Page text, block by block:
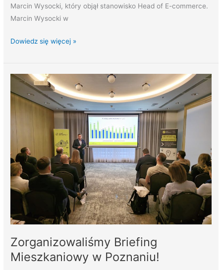
Marcin Wysocki, który objął stanowisko Head of E-commerce.
Marcin Wysocki w
Dowiedz się więcej »
Zorganizowaliśmy Briefing
Mieszkaniowy w Poznaniu!
Zorganizowaliśmy
Briefing
Mieszkaniowy
w
Poznaniu!